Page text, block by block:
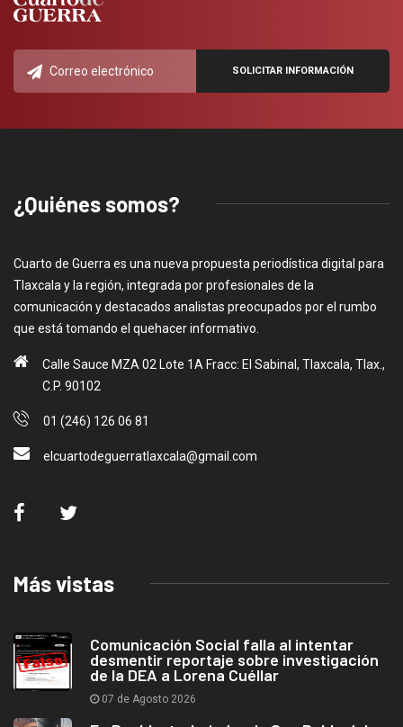
¿Quiénes somos?
Cuarto de Guerra es una nueva propuesta periodística digital para
Tlaxcala y la región, integrada por profesionales de la
comunicación y destacados analistas preocupados por el rumbo
que está tomando el quehacer informativo.
Calle Sauce MZA 02 Lote 1A Fracc: El Sabinal, Tlaxcala, Tlax.,
C.P. 90102
01 (246) 126 06 81
elcuartodeguerratlaxcala@gmail.com
Más vistas
Comunicación Social falla al intentar
desmentir reportaje sobre investigación
de la DEA a Lorena Cuéllar
07 de Agosto 2026